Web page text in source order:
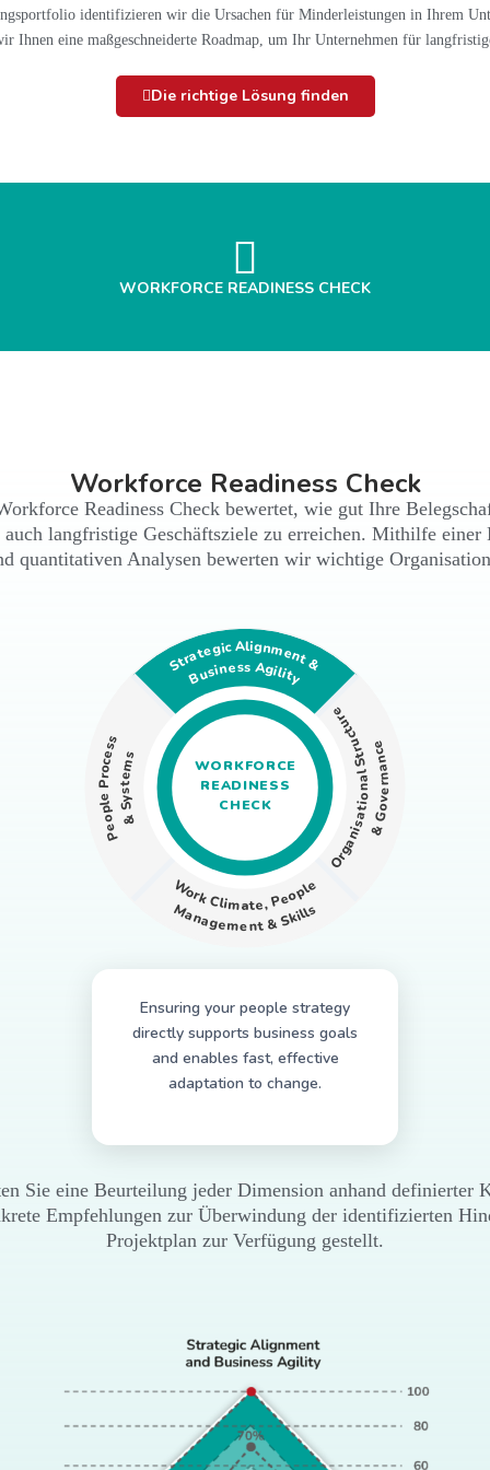
identifizieren wir die Ursachen für Minderleistungen in Ihrem
Ihnen eine maßgeschneiderte Roadmap, um Ihr Unternehmen für
Die richtige Lösung finden
WORKFORCE READINESS CHECK
Workforce Readiness Check
Readiness Check bewertet, wie gut Ihre
langfristige Geschäftsziele zu erreichen. Mithilfe einer
quantitativen Analysen bewerten wir wichtige
WORKFORCE
READINESS
CHECK
Strategic Alignment &
Business Agility
& Governance
Organisational Structure
Management & Skills
Work Climate, People
People Process& Systems
Ensuring your people strategy
directly supports business goals
and enables fast, effective
adaptation to change.
Sie eine Beurteilung jeder Dimension anhand definierter
Empfehlungen zur Überwindung der identifizierten
Projektplan zur Verfügung gestellt.